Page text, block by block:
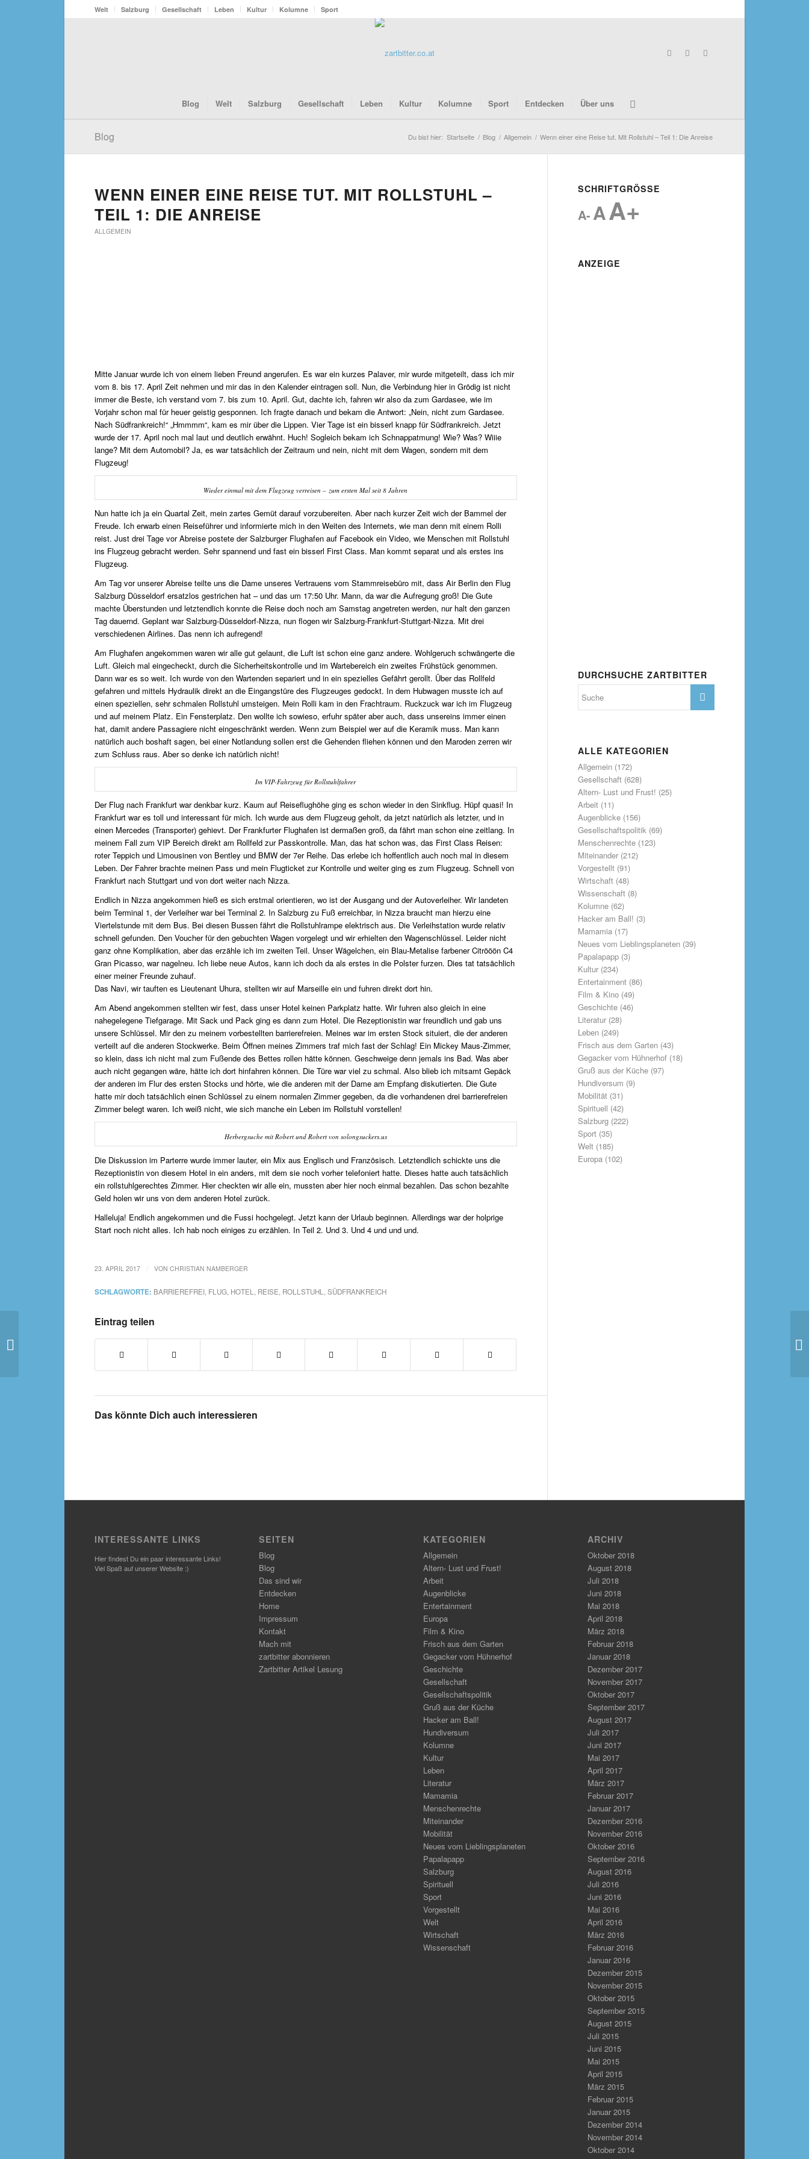
Welt Salzburg Gesellschaft Leben Kultur Kolumne Sport
Blog Welt Salzburg Gesellschaft Leben Kultur Kolumne Sport Entdecken Über uns
Blog Du bist hier: Startseite / Blog / Allgemein / Wenn einer eine Reise tut. Mit Rollstuhl – Teil 1: Die Anreise
WENN EINER EINE REISE TUT. MIT ROLLSTUHL –
TEIL 1: DIE ANREISE
ALLGEMEIN
Mitte Januar wurde ich von einem lieben Freund angerufen. Es war ein kurzes Palaver, mir wurde mitgeteilt, dass ich mir
vom 8. bis 17. April Zeit nehmen und mir das in den Kalender eintragen soll. Nun, die Verbindung hier in Grödig ist nicht
immer die Beste, ich verstand vom 7. bis zum 10. April. Gut, dachte ich, fahren wir also da zum Gardasee, wie im
Vorjahr schon mal für heuer geistig gesponnen. Ich fragte danach und bekam die Antwort: „Nein, nicht zum Gardasee.
Nach Südfrankreich!“ „Hmmmm“, kam es mir über die Lippen. Vier Tage ist ein bisserl knapp für Südfrankreich. Jetzt
wurde der 17. April noch mal laut und deutlich erwähnt. Huch! Sogleich bekam ich Schnappatmung! Wie? Was? Wiiie
lange? Mit dem Automobil? Ja, es war tatsächlich der Zeitraum und nein, nicht mit dem Wagen, sondern mit dem
Flugzeug!
Wieder einmal mit dem Flugzeug verreisen – zum ersten Mal seit 8 Jahren
Nun hatte ich ja ein Quartal Zeit, mein zartes Gemüt darauf vorzubereiten. Aber nach kurzer Zeit wich der Bammel der
Freude. Ich erwarb einen Reiseführer und informierte mich in den Weiten des Internets, wie man denn mit einem Rolli
reist. Just drei Tage vor Abreise postete der Salzburger Flughafen auf Facebook ein Video, wie Menschen mit Rollstuhl
ins Flugzeug gebracht werden. Sehr spannend und fast ein bisserl First Class. Man kommt separat und als erstes ins
Flugzeug.
Am Tag vor unserer Abreise teilte uns die Dame unseres Vertrauens vom Stammreisebüro mit, dass Air Berlin den Flug
Salzburg Düsseldorf ersatzlos gestrichen hat – und das um 17:50 Uhr. Mann, da war die Aufregung groß! Die Gute
machte Überstunden und letztendlich konnte die Reise doch noch am Samstag angetreten werden, nur halt den ganzen
Tag dauernd. Geplant war Salzburg-Düsseldorf-Nizza, nun flogen wir Salzburg-Frankfurt-Stuttgart-Nizza. Mit drei
verschiedenen Airlines. Das nenn ich aufregend!
Am Flughafen angekommen waren wir alle gut gelaunt, die Luft ist schon eine ganz andere. Wohlgeruch schwängerte die
Luft. Gleich mal eingecheckt, durch die Sicherheitskontrolle und im Wartebereich ein zweites Frühstück genommen.
Dann war es so weit. Ich wurde von den Wartenden separiert und in ein spezielles Gefährt gerollt. Über das Rollfeld
gefahren und mittels Hydraulik direkt an die Eingangstüre des Flugzeuges gedockt. In dem Hubwagen musste ich auf
einen speziellen, sehr schmalen Rollstuhl umsteigen. Mein Rolli kam in den Frachtraum. Ruckzuck war ich im Flugzeug
und auf meinem Platz. Ein Fensterplatz. Den wollte ich sowieso, erfuhr später aber auch, dass unsereins immer einen
hat, damit andere Passagiere nicht eingeschränkt werden. Wenn zum Beispiel wer auf die Keramik muss. Man kann
natürlich auch boshaft sagen, bei einer Notlandung sollen erst die Gehenden fliehen können und den Maroden zerren wir
zum Schluss raus. Aber so denke ich natürlich nicht!
Im VIP-Fahrzeug für Rollstuhlfahrer
Der Flug nach Frankfurt war denkbar kurz. Kaum auf Reiseflughöhe ging es schon wieder in den Sinkflug. Hüpf quasi! In
Frankfurt war es toll und interessant für mich. Ich wurde aus dem Flugzeug geholt, da jetzt natürlich als letzter, und in
einen Mercedes (Transporter) gehievt. Der Frankfurter Flughafen ist dermaßen groß, da fährt man schon eine zeitlang. In
meinem Fall zum VIP Bereich direkt am Rollfeld zur Passkontrolle. Man, das hat schon was, das First Class Reisen:
roter Teppich und Limousinen von Bentley und BMW der 7er Reihe. Das erlebe ich hoffentlich auch noch mal in diesem
Leben. Der Fahrer brachte meinen Pass und mein Flugticket zur Kontrolle und weiter ging es zum Flugzeug. Schnell von
Frankfurt nach Stuttgart und von dort weiter nach Nizza.
Endlich in Nizza angekommen hieß es sich erstmal orientieren, wo ist der Ausgang und der Autoverleiher. Wir landeten
beim Terminal 1, der Verleiher war bei Terminal 2. In Salzburg zu Fuß erreichbar, in Nizza braucht man hierzu eine
Viertelstunde mit dem Bus. Bei diesen Bussen fährt die Rollstuhlrampe elektrisch aus. Die Verleihstation wurde relativ
schnell gefunden. Den Voucher für den gebuchten Wagen vorgelegt und wir erhielten den Wagenschlüssel. Leider nicht
ganz ohne Komplikation, aber das erzähle ich im zweiten Teil. Unser Wägelchen, ein Blau-Metalise farbener Citrööön C4
Gran Picasso, war nagelneu. Ich liebe neue Autos, kann ich doch da als erstes in die Polster furzen. Dies tat tatsächlich
einer meiner Freunde zuhauf.
Das Navi, wir tauften es Lieutenant Uhura, stellten wir auf Marseille ein und fuhren direkt dort hin.
Am Abend angekommen stellten wir fest, dass unser Hotel keinen Parkplatz hatte. Wir fuhren also gleich in eine
nahegelegene Tiefgarage. Mit Sack und Pack ging es dann zum Hotel. Die Rezeptionistin war freundlich und gab uns
unsere Schlüssel. Mir den zu meinem vorbestellten barrierefreien. Meines war im ersten Stock situiert, die der anderen
verteilt auf die anderen Stockwerke. Beim Öffnen meines Zimmers traf mich fast der Schlag! Ein Mickey Maus-Zimmer,
so klein, dass ich nicht mal zum Fußende des Bettes rollen hätte können. Geschweige denn jemals ins Bad. Was aber
auch nicht gegangen wäre, hätte ich dort hinfahren können. Die Türe war viel zu schmal. Also blieb ich mitsamt Gepäck
der anderen im Flur des ersten Stocks und hörte, wie die anderen mit der Dame am Empfang diskutierten. Die Gute
hatte mir doch tatsächlich einen Schlüssel zu einem normalen Zimmer gegeben, da die vorhandenen drei barrierefreien
Zimmer belegt waren. Ich weiß nicht, wie sich manche ein Leben im Rollstuhl vorstellen!
Herbergsuche mit Robert und Robert von solongsuckers.us
Die Diskussion im Parterre wurde immer lauter, ein Mix aus Englisch und Französisch. Letztendlich schickte uns die
Rezeptionistin von diesem Hotel in ein anders, mit dem sie noch vorher telefoniert hatte. Dieses hatte auch tatsächlich
ein rollstuhlgerechtes Zimmer. Hier checkten wir alle ein, mussten aber hier noch einmal bezahlen. Das schon bezahlte
Geld holen wir uns von dem anderen Hotel zurück.
Halleluja! Endlich angekommen und die Fussi hochgelegt. Jetzt kann der Urlaub beginnen. Allerdings war der holprige
Start noch nicht alles. Ich hab noch einiges zu erzählen. In Teil 2. Und 3. Und 4 und und und.
23. APRIL 2017 VON CHRISTIAN NAMBERGER
SCHLAGWORTE: BARRIEREFREI, FLUG, HOTEL , REISE, ROLLSTUHL , SÜDFRANKREICH
Eintrag teilen
Das könnte Dich auch interessieren
SCHRIFTGRÖSSE
A- AA+
ANZEIGE
DURCHSUCHE ZARTBITTER
ALLE KATEGORIEN
Allgemein(172)
Gesellschaft(628)
Altern- Lust und Frust! (25)
Arbeit(11)
Augenblicke(156)
Gesellschaftspolitik(69)
Menschenrechte(123)
Miteinander(212)
Vorgestellt(91)
Wirtschaft(48)
Wissenschaft(8)
Kolumne(62)
Hacker am Ball! (3)
Mamamia(17)
Neues vom Lieblingsplaneten(39)
Papalapapp(3)
Kultur(234)
Entertainment(86)
Film & Kino(49)
Geschichte(46)
Literatur(28)
Leben(249)
Frisch aus dem Garten(43)
Gegacker vom Hühnerhof(18)
Gruß aus der Küche(97)
Hundiversum (9)
Mobilität(31)
Spirituell (42)
Salzburg(222)
Sport(35)
Welt(185)
Europa(102)
INTERESSANTE LINKS
Hier findest Du ein paar interessante Links!
Viel Spaß auf unserer Website :)
SEITEN
Blog
Blog
Das sind wir
Entdecken
Home
Impressum
Kontakt
Mach mit
zartbitter abonnieren
Zartbitter Artikel Lesung
KATEGORIEN
Allgemein
Altern- Lust und Frust!
Arbeit
Augenblicke
Entertainment
Europa
Film & Kino
Frisch aus dem Garten
Gegacker vom Hühnerhof
Geschichte
Gesellschaft
Gesellschaftspolitik
Gruß aus der Küche
Hacker am Ball!
Hundiversum
Kolumne
Kultur
Leben
Literatur
Mamamia
Menschenrechte
Miteinander
Mobilität
Neues vom Lieblingsplaneten
Papalapapp
Salzburg
Spirituell
Sport
Vorgestellt
Welt
Wirtschaft
Wissenschaft
ARCHIV
Oktober 2018
August 2018
Juli 2018
Juni 2018
Mai 2018
April 2018
März 2018
Februar 2018
Januar 2018
Dezember 2017
November 2017
Oktober 2017
September 2017
August 2017
Juli 2017
Juni 2017
Mai 2017
April 2017
März 2017
Februar 2017
Januar 2017
Dezember 2016
November 2016
Oktober 2016
September 2016
August 2016
Juli 2016
Juni 2016
Mai 2016
April 2016
März 2016
Februar 2016
Januar 2016
Dezember 2015
November 2015
Oktober 2015
September 2015
August 2015
Juli 2015
Juni 2015
Mai 2015
April 2015
März 2015
Februar 2015
Januar 2015
Dezember 2014
November 2014
Oktober 2014